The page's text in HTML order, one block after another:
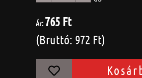
Ár: 765 Ft
(Bruttó: 972 Ft)